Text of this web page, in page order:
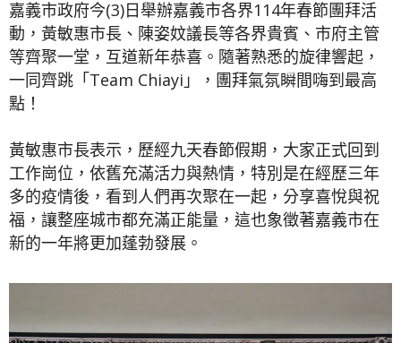
嘉義市政府今(3)日舉辦嘉義市各界114年春節團拜活
動，黃敏惠市長、陳姿妏議長等各界貴賓、市府主管
等齊聚一堂，互道新年恭喜。隨著熟悉的旋律響起，
一同齊跳「Team Chiayi」，團拜氣氛瞬間嗨到最高
點！
黃敏惠市長表示，歷經九天春節假期，大家正式回到
工作崗位，依舊充滿活力與熱情，特別是在經歷三年
多的疫情後，看到人們再次聚在一起，分享喜悅與祝
福，讓整座城市都充滿正能量，這也象徵著嘉義市在
新的一年將更加蓬勃發展。